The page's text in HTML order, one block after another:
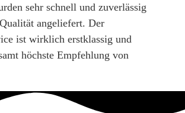
sehr schnell und zuverlässig
angeliefert. Der
ist wirklich erstklassig und
höchste Empfehlung von